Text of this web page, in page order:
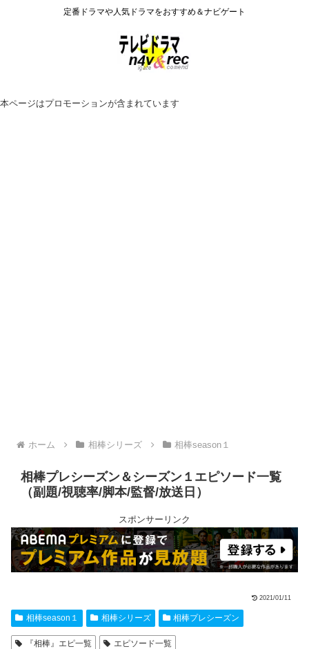
定番ドラマや人気ドラマをおすすめ＆ナビゲート
本ページはプロモーションが含まれています
ホーム 相棒シリーズ 相棒season１
相棒プレシーズン＆シーズン１エピソード一覧
（副題/視聴率/脚本/監督/放送日）
スポンサーリンク
2021/01/11
相棒season１ 相棒シリーズ 相棒プレシーズン
『相棒』エピ一覧 エピソード一覧